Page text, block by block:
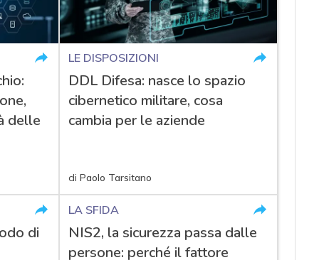
delle
LE DISPOSIZIONI
DDL Difesa: nasce lo spazio
cibernetico militare, cosa
cambia per le aziende
diPaolo Tarsitano
di
LA SFIDA
NIS2, la sicurezza passa dalle
persone: perché il fattore